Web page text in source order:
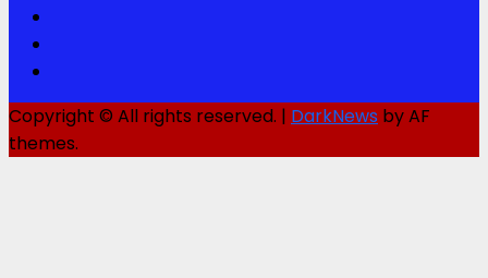
Copyright © All rights reserved. | DarkNews by AF
themes.